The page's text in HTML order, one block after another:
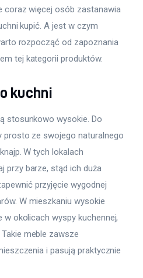
coraz więcej osób zastanawia
kupić. A jest w czym
rozpocząć od zapoznania
tej kategorii produktów.
kuchni
stosunkowo wysokie. Do
prosto ze swojego naturalnego
W tych lokalach
przy barze, stąd ich duża
przyjęcie wygodnej
W mieszkaniu wysokie
w okolicach wyspy kuchennej,
meble zawsze
i pasują praktycznie